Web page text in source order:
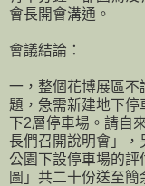
會長開會溝通。
會議結論：
一，整個花博展區不
題，急需新建地下停
下2層停車場。請自
長們召開說明會」，
公園下設停車場的評
圖」共二十份送至